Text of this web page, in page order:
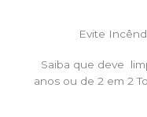
Evite
Saiba que deve
anos ou de 2 em 2